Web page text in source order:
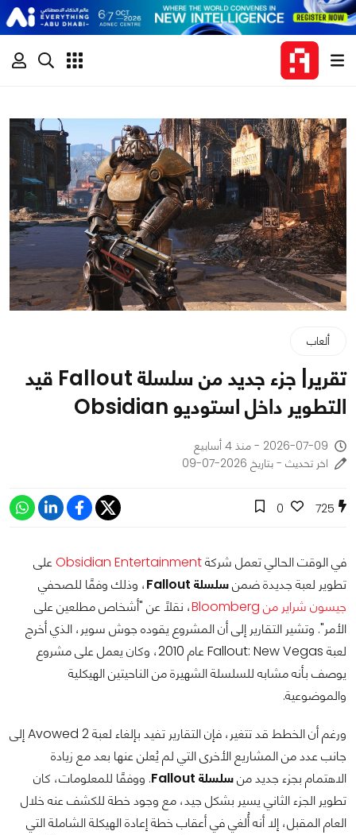
ألعاب
تقرير| جزء جديد من سلسلة Fallout قيد
التطوير داخل استوديو Obsidian
2026-07-09 - منذ 4 أسابيع
اخر تحديث - بتاريخ 2026-07-09
725
0
في الوقت الحالي تعمل شركةObsidian Entertainmentعلى
تطوير لعبة جديدة ضمنسلسلة Fallout
، وذلك وفقًا للصحفي
جيسون شراير من Bloomberg
، نقلًا عن "أشخاص مطلعين على
الأمر". وتشير التقارير إلى أن المشروع يقوده جوش سوير، الذي أخرج
لعبة Fallout: New Vegas عام 2010، وكان يعمل على مشروع
يوصف بأنه مشابه للسلسلة الشهيرة من الناحيتين الهيكلية
والموضوعية.
ورغم أن الخطط قد تتغير، فإن التقارير تفيد بإلغاء لعبة Avowed 2 إلى
جانب عدد من المشاريع الأخرى التي لم يُعلن عنها بعد مع زيادة
الاهتمام بجزء جديد منسلسلة Fallout
. ووفقًا للمعلومات، كان
تطوير الجزء الثاني يسير بشكل جيد، مع وجود خطة للكشف عنه خلال
العام المقبل، إلا أنه أُلغي في أعقاب خطة إعادة الهيكلة الشاملة التي